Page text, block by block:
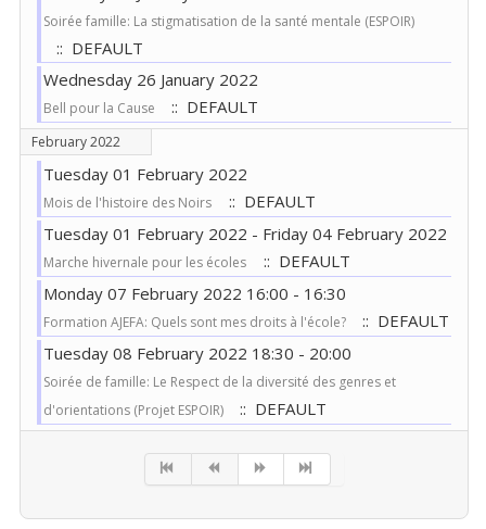
Soirée famille: La stigmatisation de la santé mentale (ESPOIR)
:: DEFAULT
Wednesday 26 January 2022
Bell pour la Cause :: DEFAULT
February 2022
Tuesday 01 February 2022
Mois de l'histoire des Noirs
:: DEFAULT
Tuesday 01 February 2022 - Friday 04 February 2022
Marche hivernale pour les écoles
:: DEFAULT
Monday 07 February 2022 16:00 - 16:30
Formation AJEFA: Quels sont mes droits à l'école?
:: DEFAULT
Tuesday 08 February 2022 18:30 - 20:00
Soirée de famille: Le Respect de la diversité des genres et
d'orientations (Projet ESPOIR)
:: DEFAULT